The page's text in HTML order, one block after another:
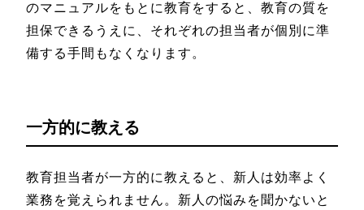
のマニュアルをもとに教育をすると、教育の質を
担保できるうえに、それぞれの担当者が個別に準
備する手間もなくなります。
一方的に教える
教育担当者が一方的に教えると、新人は効率よく
業務を覚えられません。新人の悩みを聞かないと